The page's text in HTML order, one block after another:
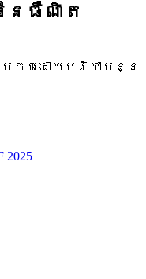
នធឺណិត
កបដោយបរិយាបន្ន